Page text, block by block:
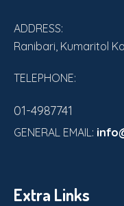
ADDRESS:
Ranibari, Kumaritol
TELEPHONE:
01-4987741
GENERAL EMAIL:
Extra Links